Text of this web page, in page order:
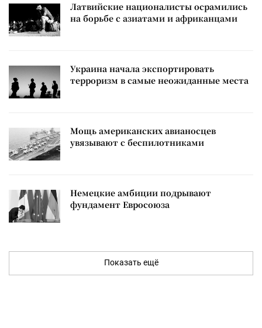
Латвийские националисты осрамились
на борьбе с азиатами и африканцами
Украина начала экспортировать
терроризм в самые неожиданные места
Мощь американских авианосцев
увязывают с беспилотниками
Немецкие амбиции подрывают
фундамент Евросоюза
Показать ещё